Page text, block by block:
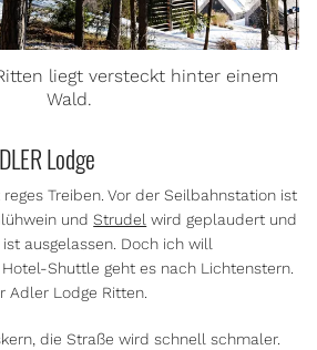
liegt versteckt hinter einem
Wald.
Lodge
Treiben. Vor der Seilbahnstation ist
undStrudel wird geplaudert und
ausgelassen. Doch ich will
Shuttle geht es nach Lichtenstern.
Adler Lodge Ritten.
die Straße wird schnell schmaler.